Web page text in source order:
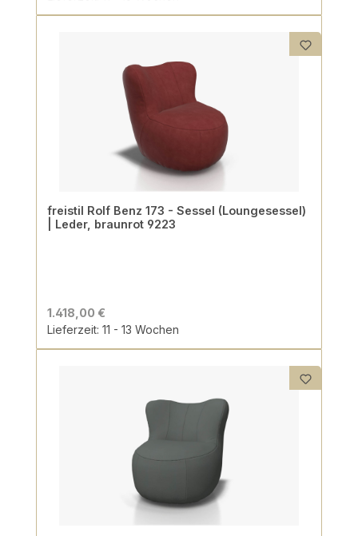
freistil Rolf Benz 173 - Sessel (Loungesessel)
| Leder, braunrot 9223
1.418,00 €
Lieferzeit: 11 - 13 Wochen